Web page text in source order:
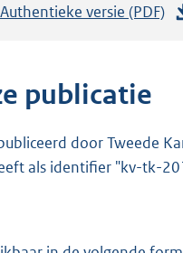
Authentieke versie (PDF)
n
d
publicatie
door Tweede
als identifier "kv-tk-